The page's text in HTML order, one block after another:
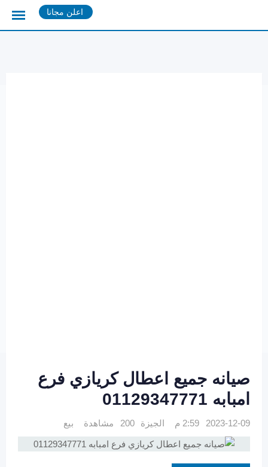
اعلن مجانا
صيانه جميع اعطال كريازي فرع
امبابه 01129347771
2023-12-09 2:59 م الجيزة 200 مشاهدة بيع